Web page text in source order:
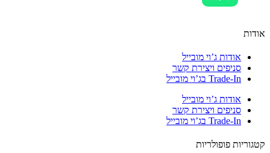
אודות ג’וי מובייל
סניפים ויצירת קשר
Trade-In בג’וי מובייל
אודות ג’וי מובייל
סניפים ויצירת קשר
Trade-In בג’וי מובייל
פופולריות